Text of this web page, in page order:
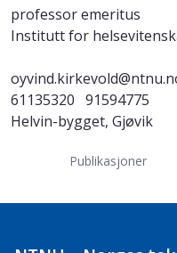
professor emeritus
Institutt for
61135320 91594775
Helvin-bygget, Gjøvik
Publikasjoner